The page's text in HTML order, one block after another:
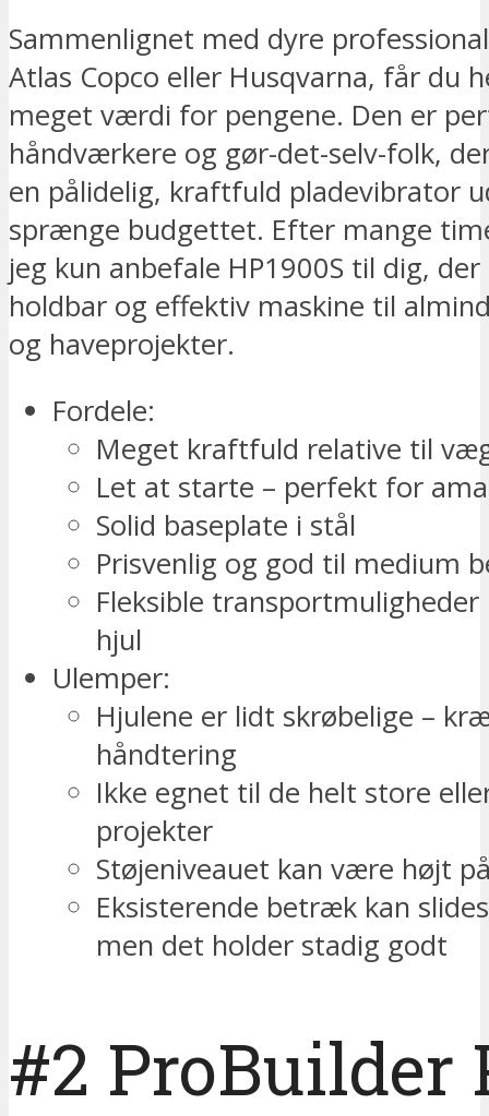
Sammenlignet med dyre
Atlas Copco eller Husqvarna, får du
meget værdi for pengene. Den er
håndværkere og gør-det-selv-folk,
en pålidelig, kraftfuld pladevibrator
sprænge budgettet. Efter mange
jeg kun anbefale HP1900S til dig,
holdbar og effektiv maskine til
og haveprojekter.
Fordele:
Meget kraftfuld relative til
Let at starte – perfekt for
Solid baseplate i stål
Prisvenlig og god til medium
Fleksible
hjul
Ulemper:
Hjulene er lidt skrøbelige –
håndtering
Ikke egnet til de helt store
projekter
Støjeniveauet kan være højt
Eksisterende betræk kan
men det holder stadig godt
#2 ProBuilder